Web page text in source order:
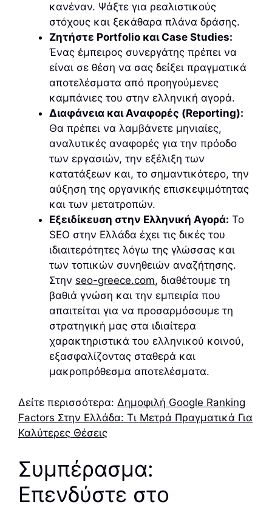
κανέναν. Ψάξτε για ρεαλιστικούς
στόχους και ξεκάθαρα πλάνα δράσης.
Ζητήστε Portfolio και Case Studies:
Ένας έμπειρος συνεργάτης πρέπει να
είναι σε θέση να σας δείξει πραγματικά
αποτελέσματα από προηγούμενες
καμπάνιες του στην ελληνική αγορά.
Διαφάνεια και Αναφορές (Reporting):
Θα πρέπει να λαμβάνετε μηνιαίες,
αναλυτικές αναφορές για την πρόοδο
των εργασιών, την εξέλιξη των
κατατάξεων και, το σημαντικότερο, την
αύξηση της οργανικής επισκεψιμότητας
και των μετατροπών.
Εξειδίκευση στην Ελληνική Αγορά: Το
SEO στην Ελλάδα έχει τις δικές του
ιδιαιτερότητες λόγω της γλώσσας και
των τοπικών συνηθειών αναζήτησης.
Στην seo-greece.com, διαθέτουμε τη
βαθιά γνώση και την εμπειρία που
απαιτείται για να προσαρμόσουμε τη
στρατηγική μας στα ιδιαίτερα
χαρακτηριστικά του ελληνικού κοινού,
εξασφαλίζοντας σταθερά και
μακροπρόθεσμα αποτελέσματα.
Δείτε περισσότερα: Δημοφιλή Google Ranking
Factors Στην Ελλάδα: Τι Μετρά Πραγματικά Για
Καλύτερες Θέσεις
Συμπέρασμα:
Επενδύστε στο